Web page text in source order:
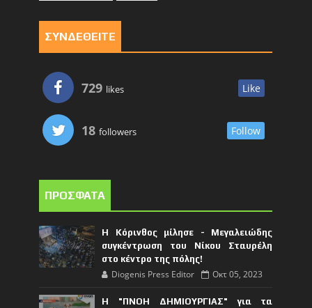
ΣΥΝΔΕΘΕΙΤΕ
729 likes Like
18 followers Follow
ΠΡΟΣΦΑΤΑ
Η Κόρινθος μίλησε - Μεγαλειώδης
συγκέντρωση του Νίκου Σταυρέλη
στο κέντρο της πόλης!
Diogenis Press Editor Οκτ 05, 2023
Η "ΠΝΟΗ ΔΗΜΙΟΥΡΓΙΑΣ" για τα